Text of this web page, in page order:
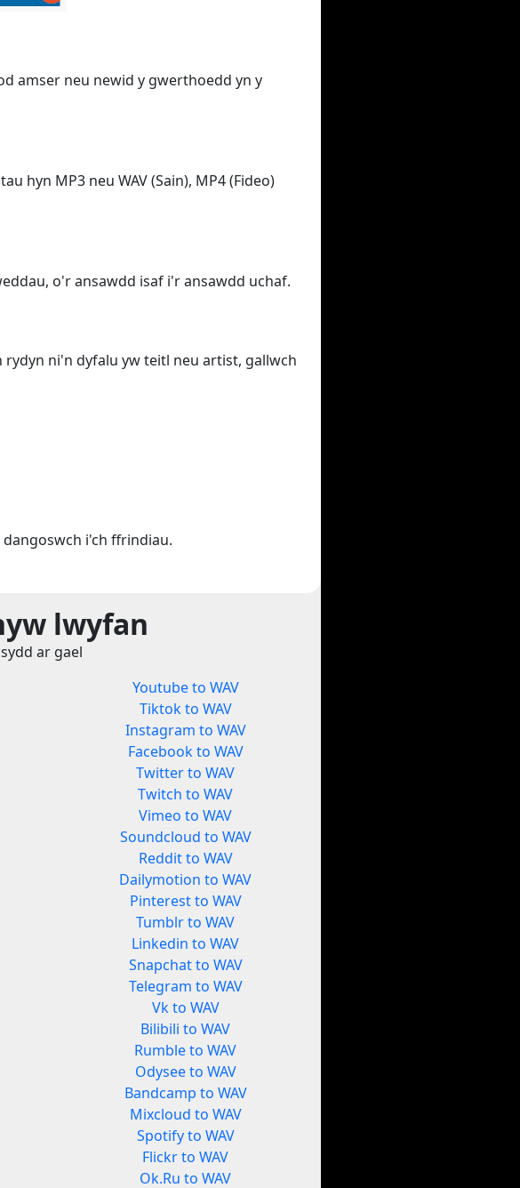
amser neu newid y gwerthoedd yn y
hyn MP3 neu WAV (Sain), MP4 (Fideo)
o'r ansawdd isaf i'r ansawdd uchaf.
ni'n dyfalu yw teitl neu artist, gallwch
i'ch ffrindiau.
lwyfan
ar gael
Youtube to WAV
Tiktok to WAV
Instagram to WAV
Facebook to WAV
Twitter to WAV
Twitch to WAV
Vimeo to WAV
Soundcloud to WAV
Reddit to WAV
Dailymotion to WAV
Pinterest to WAV
Tumblr to WAV
Linkedin to WAV
Snapchat to WAV
Telegram to WAV
Vk to WAV
Bilibili to WAV
Rumble to WAV
Odysee to WAV
Bandcamp to WAV
Mixcloud to WAV
Spotify to WAV
Flickr to WAV
Ok.Ru to WAV